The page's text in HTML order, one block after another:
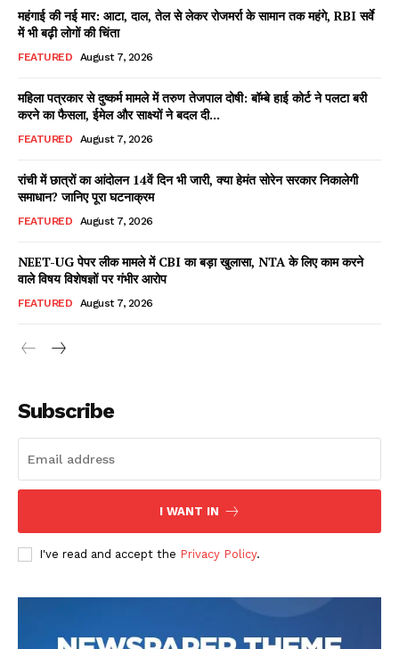
Facebook
X WhatsApp
Share
Read Latest News on AIN
NEWS 1 App
महंगाई की नई मार: आटा, दाल, तेल से लेकर रोजमर्रा के सामान तक महंगे, RBI सर्वे
में भी बढ़ी लोगों की चिंता
FEATURED August 7, 2026
महिला पत्रकार से दुष्कर्म मामले में तरुण तेजपाल दोषी: बॉम्बे हाई कोर्ट ने पलटा बरी
करने का फैसला, ईमेल और साक्ष्यों ने बदल दी...
FEATURED August 7, 2026
रांची में छात्रों का आंदोलन 14वें दिन भी जारी, क्या हेमंत सोरेन सरकार निकालेगी
समाधान? जानिए पूरा घटनाक्रम
FEATURED August 7, 2026
NEET-UG पेपर लीक मामले में CBI का बड़ा खुलासा, NTA के लिए काम करने
वाले विषय विशेषज्ञों पर गंभीर आरोप
FEATURED August 7, 2026
Subscribe
I WANT IN
I've read and accept the Privacy Policy.